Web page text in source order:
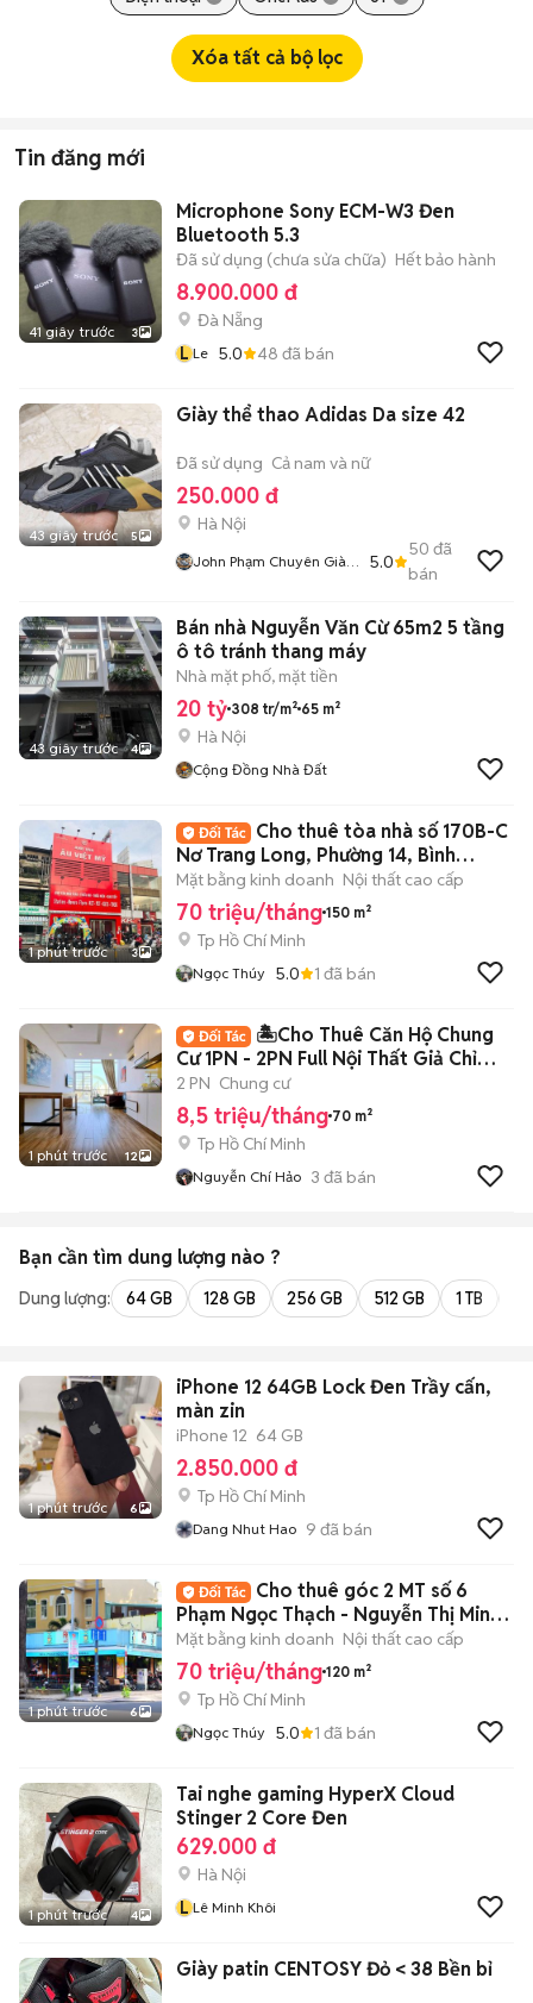
Xóa tất cả bộ lọc
Tin đăng mới
41 giây trước 3
Microphone Sony ECM-W3 Đen
Bluetooth 5.3
Đã sử dụng (chưa sửa chữa) Hết bảo hành
8.900.000 đ
Đà Nẵng
L Le 5.0 48 đã bán
43 giây trước 5
Giày thể thao Adidas Da size 42
Đã sử dụng Cả nam và nữ
250.000 đ
Hà Nội
John Phạm Chuyên Giày
5.0
50 đã
bán
43 giây trước 4
Bán nhà Nguyễn Văn Cừ 65m2 5 tầng
ô tô tránh thang máy
Nhà mặt phố, mặt tiền
20 tỷ 308 tr/m² 65 m²
Hà Nội
Cộng Đồng Nhà Đất
1 phút trước 3
Cho thuê tòa nhà số 170B-C
Nơ Trang Long, Phường 14, Bình
Thạnh
Mặt bằng kinh doanh Nội thất cao cấp
70 triệu/tháng 150 m²
Tp Hồ Chí Minh
Ngọc Thúy 5.0 1 đã bán
1 phút trước 12
🏝️Cho Thuê Căn Hộ Chung
Cư 1PN - 2PN Full Nội Thất Giả Chỉ
8Tr5🏝️
2 PN Chung cư
8,5 triệu/tháng 70 m²
Tp Hồ Chí Minh
Nguyễn Chí Hảo 3 đã bán
Bạn cần tìm dung lượng nào ?
Dung lượng: 64 GB 128 GB 256 GB 512 GB 1 TB
1 phút trước 6
iPhone 12 64GB Lock Đen Trầy cấn,
màn zin
iPhone 12 64 GB
2.850.000 đ
Tp Hồ Chí Minh
Dang Nhut Hao 9 đã bán
1 phút trước 6
Cho thuê góc 2 MT số 6
Phạm Ngọc Thạch - Nguyễn Thị Minh
Khai, Quận 3
Mặt bằng kinh doanh Nội thất cao cấp
70 triệu/tháng 120 m²
Tp Hồ Chí Minh
Ngọc Thúy 5.0 1 đã bán
1 phút trước 4
Tai nghe gaming HyperX Cloud
Stinger 2 Core Đen
629.000 đ
Hà Nội
L Lê Minh Khôi
Giày patin CENTOSY Đỏ < 38 Bền bỉ